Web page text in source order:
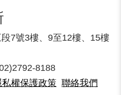
7號3樓、9至12樓、15樓
8188
私權保護政策 聯絡我們